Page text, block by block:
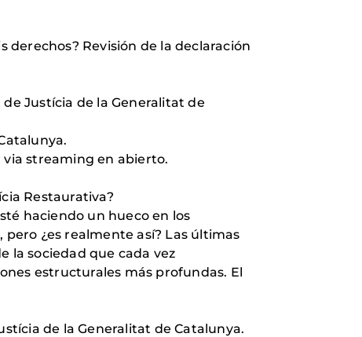
derechos? Revisión de la declaración
Justícia de la Generalitat de
via streaming en abierto.
Restaurativa?
haciendo un hueco en los
¿es realmente así? Las últimas
la sociedad que cada vez
estructurales más profundas. El
de la Generalitat de Catalunya.